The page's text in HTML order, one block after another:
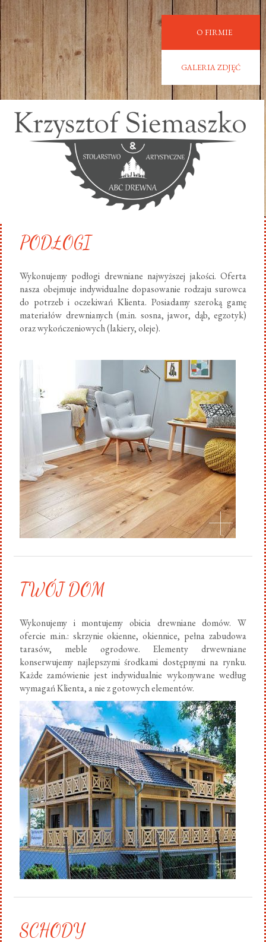
O FIRMIE
GALERIA ZDJĘĆ
PODŁOGI
Wykonujemy podłogi drewniane najwyższej jakości. Oferta
nasza obejmuje indywidualne dopasowanie rodzaju surowca
do potrzeb i oczekiwań Klienta. Posiadamy szeroką gamę
materiałów drewnianych (m.in. sosna, jawor, dąb, egzotyk)
oraz wykończeniowych (lakiery, oleje).
TWÓJ DOM
Wykonujemy i montujemy obicia drewniane domów. W
ofercie m.in.: skrzynie okienne, okiennice, pełna zabudowa
tarasów, meble ogrodowe. Elementy drwewniane
konserwujemy najlepszymi środkami dostępnymi na rynku.
Każde zamówienie jest indywidualnie wykonywane według
wymagań Klienta, a nie z gotowych elementów.
SCHODY